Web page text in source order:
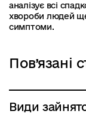
аналізує всі
хвороби людей ще
симптоми.
Пов’язані
Види